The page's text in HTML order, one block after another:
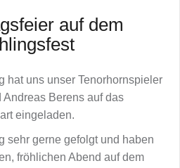
auf dem
hat uns unser Tenorhornspieler
Berens auf das
eingeladen.
sehr gerne gefolgt und haben
fröhlichen Abend auf dem